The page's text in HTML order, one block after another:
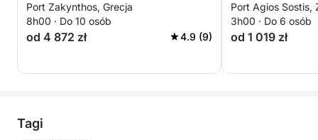
Port Zakynthos, Grecja
8h00 · Do 10 osób
od 4 872 zł 4.9 (9)
Port Agios Sostis,
3h00 · Do 6 osób
od 1 019 zł
Tagi